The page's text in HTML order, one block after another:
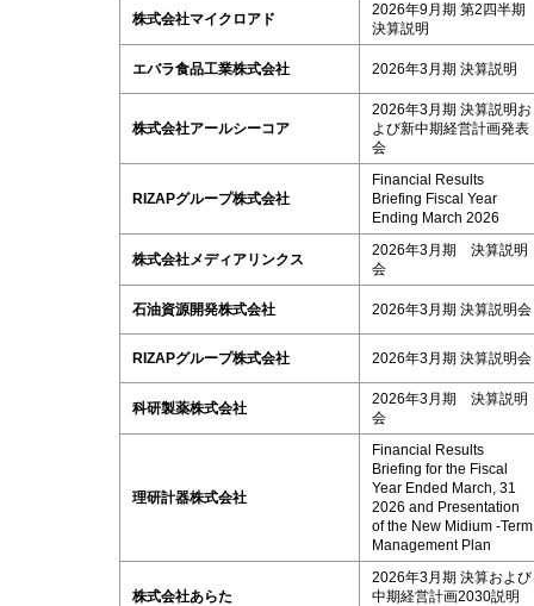
株式会社マイクロアド
2026年9月期 第2四半期
決算説明
エバラ食品工業株式会社 2026年3月期 決算説明
株式会社アールシーコア
2026年3月期 決算説明お
よび新中期経営計画発表
会
RIZAPグループ株式会社
Financial Results
Briefing Fiscal Year
Ending March 2026
株式会社メディアリンクス
2026年3月期 決算説明
会
石油資源開発株式会社 2026年3月期 決算説明会
RIZAPグループ株式会社 2026年3月期 決算説明会
科研製薬株式会社
2026年3月期 決算説明
会
理研計器株式会社
Financial Results
Briefing for the Fiscal
Year Ended March, 31
2026 and Presentation
of the New Midium -Term
Management Plan
株式会社あらた
2026年3月期 決算および
中期経営計画2030説明